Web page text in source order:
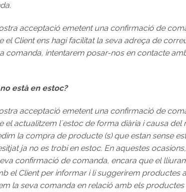
acceptació emetent una confirmació de
Client ens hagi facilitat la seva adreça de
intentarem posar-nos en contacte
està en estoc?
acceptació emetent una confirmació de
actualitzem l´estoc de forma diària i causa
la compra de producte (s) que estan sense
ja no es trobi en estoc. En aquestes
confirmació de comanda, encara que el
el Client per informar i li suggerirem productes
la seva comanda en relació amb els